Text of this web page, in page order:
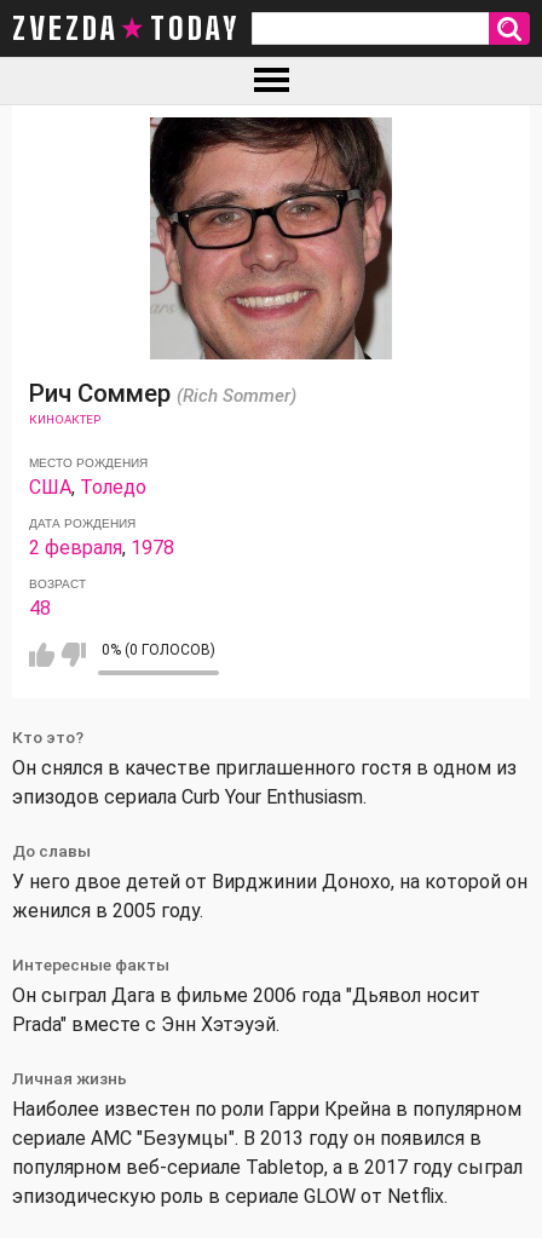
ZVEZDA TODAY
Рич Соммер (Rich Sommer)
КИНОАКТЕР
МЕСТО РОЖДЕНИЯ
США, Толедо
ДАТА РОЖДЕНИЯ
2 февраля, 1978
ВОЗРАСТ
48
0% (0 ГОЛОСОВ)
Кто это?
Он снялся в качестве приглашенного гостя в одном из
эпизодов сериала Curb Your Enthusiasm.
До славы
У него двое детей от Вирджинии Донохо, на которой он
женился в 2005 году.
Интересные факты
Он сыграл Дага в фильме 2006 года "Дьявол носит
Prada" вместе с Энн Хэтэуэй.
Личная жизнь
Наиболее известен по роли Гарри Крейна в популярном
сериале AMC "Безумцы". В 2013 году он появился в
популярном веб-сериале Tabletop, а в 2017 году сыграл
эпизодическую роль в сериале GLOW от Netflix.